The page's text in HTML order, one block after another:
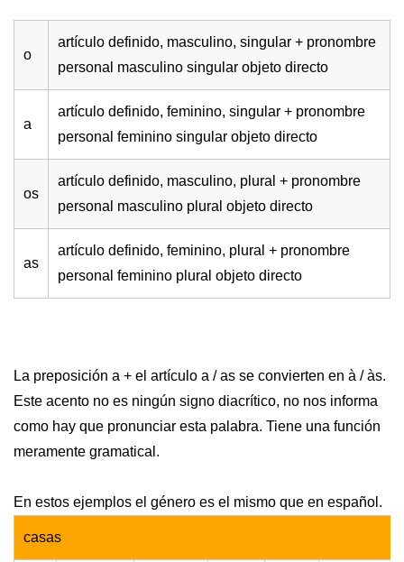
o
artículo definido, masculino, singular + pronombre
personal masculino singular objeto directo
a
artículo definido, feminino, singular + pronombre
personal feminino singular objeto directo
os
artículo definido, masculino, plural + pronombre
personal masculino plural objeto directo
as
artículo definido, feminino, plural + pronombre
personal feminino plural objeto directo
La preposición a + el artículo a / as se convierten en à / às.
Este acento no es ningún signo diacrítico, no nos informa
como hay que pronunciar esta palabra. Tiene una función
meramente gramatical.
En estos ejemplos el género es el mismo que en español.
casas